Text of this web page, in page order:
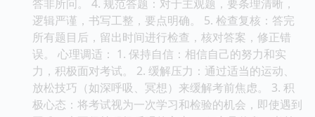
答非所问。 4. 规范答题：对于主观题，要条理清晰，
逻辑严谨，书写工整，要点明确。 5. 检查复核：答完
所有题目后，留出时间进行检查，核对答案，修正错
误。 心理调适： 1. 保持自信：相信自己的努力和实
力，积极面对考试。 2. 缓解压力：通过适当的运动、
放松技巧（如深呼吸、冥想）来缓解考前焦虑。 3. 积
极心态：将考试视为一次学习和检验的机会，即使遇到